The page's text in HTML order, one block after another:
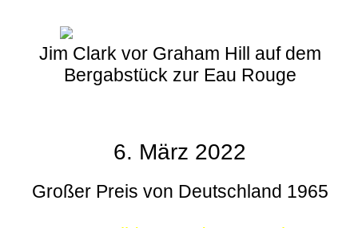
Jim Clark vor Graham Hill auf dem
Bergabstück zur Eau Rouge
6. März 2022
Großer Preis von Deutschland 1965